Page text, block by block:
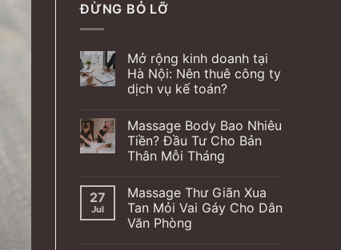
ĐỪNG BỎ LỠ
Mở rộng kinh doanh tại
Hà Nội: Nên thuê công ty
dịch vụ kế toán?
Massage Body Bao Nhiêu
Tiền? Đầu Tư Cho Bản
Thân Mỗi Tháng
27
Jul
Massage Thư Giãn Xua
Tan Mỏi Vai Gáy Cho Dân
Văn Phòng